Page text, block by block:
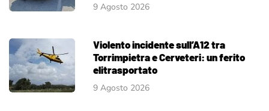
9 Agosto 2026
Violento incidente sull’A12 tra
Torrimpietra e Cerveteri: un ferito
elitrasportato
9 Agosto 2026